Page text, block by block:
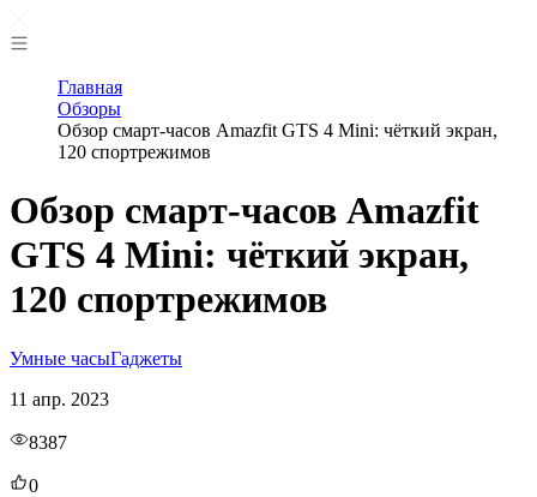
Главная
Обзоры
Обзор смарт-часов Amazfit GTS 4 Mini: чёткий экран,
120 спортрежимов
Обзор смарт-часов Amazfit
GTS 4 Mini: чёткий экран,
120 спортрежимов
Умные часыГаджеты
11 апр. 2023
8387
0